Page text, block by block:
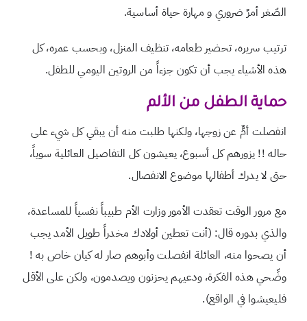
الصّغر أمرٌ ضروري و مهارة حياة أساسية.
ترتيب سريره، تحضير طعامه، تنظيف المنزل، وبحسب عمره، كل
هذه الأشياء يجب أن تكون جزءاً من الروتين اليومي للطفل.
حماية الطفل من الألم
انفصلت أمٌّ عن زوجها، ولكنها طلبت منه أن يبقي كل شيء على
حاله !! يزورهم كل أسبوع، يعيشون كل التفاصيل العائلية سوياً،
حتى لا يدرك أطفالها موضوع الانفصال.
مع مرور الوقت تعقدت الأمور وزارت الأم طبيباً نفسياً للمساعدة،
والذي بدوره قال: (أنت تعطين أولادك مخدراً طويل الأمد يجب
أن يصحوا منه، العائلة انفصلت وأبوهم صار له كيان خاص به !
وضِّحي هذه الفكرة، ودعيهم يحزنون ويصدمون، ولكن على الأقل
فليعيشوا في الواقع).